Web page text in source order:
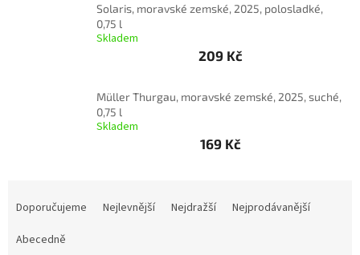
víno
Prodej
Solaris, moravské zemské, 2025, polosladké,
0,75 l
Skladem
209 Kč
Müller Thurgau, moravské zemské, 2025, suché,
0,75 l
Skladem
169 Kč
Doporučujeme Nejlevnější Nejdražší
Nejprodávanější
Abecedně